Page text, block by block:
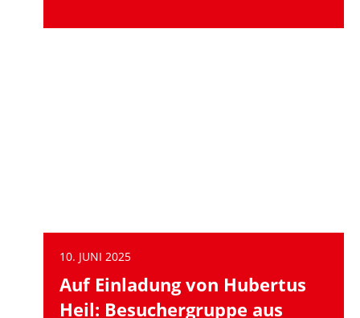
10. JUNI 2025
Auf Einladung von Hubertus
Heil: Besuchergruppe aus